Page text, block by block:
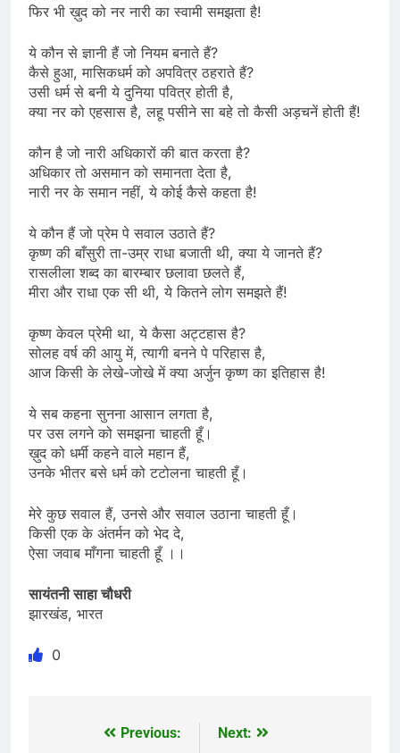
फिर भी ख़ुद को नर नारी का स्वामी समझता है!
ये कौन से ज्ञानी हैं जो नियम बनाते हैं?
कैसे हुआ, मासिकधर्म को अपवित्र ठहराते हैं?
उसी धर्म से बनी ये दुनिया पवित्र होती है,
क्या नर को एहसास है, लहू पसीने सा बहे तो कैसी अड़चनें होती हैं!
कौन है जो नारी अधिकारों की बात करता है?
अधिकार तो असमान को समानता देता है,
नारी नर के समान नहीं, ये कोई कैसे कहता है!
ये कौन हैं जो प्रेम पे सवाल उठाते हैं?
कृष्ण की बाँसुरी ता-उम्र राधा बजाती थी, क्या ये जानते हैं?
रासलीला शब्द का बारम्बार छलावा छलते हैं,
मीरा और राधा एक सी थी, ये कितने लोग समझते हैं!
कृष्ण केवल प्रेमी था, ये कैसा अट्टहास है?
सोलह वर्ष की आयु में, त्यागी बनने पे परिहास है,
आज किसी के लेखे-जोखे में क्या अर्जुन कृष्ण का इतिहास है!
ये सब कहना सुनना आसान लगता है,
पर उस लगने को समझना चाहती हूँ।
ख़ुद को धर्मी कहने वाले महान हैं,
उनके भीतर बसे धर्म को टटोलना चाहती हूँ।
मेरे कुछ सवाल हैं, उनसे और सवाल उठाना चाहती हूँ।
किसी एक के अंतर्मन को भेद दे,
ऐसा जवाब माँगना चाहती हूँ ।।
सायंतनी साहा चौधरी
झारखंड, भारत
0
Previous: Next: